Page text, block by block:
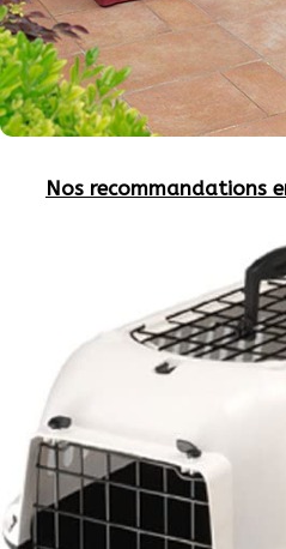
Nos recommandations